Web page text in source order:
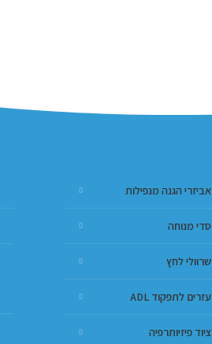
אביזרי הגנה מנפילות
סדי מנוחה
שרוולי לחץ
עזרים לתפקוד ADL
ציוד פיזיותרפיה